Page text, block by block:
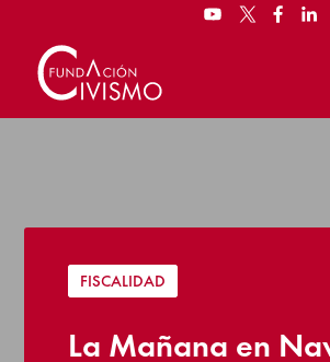
FISCALIDAD
La Mañana en